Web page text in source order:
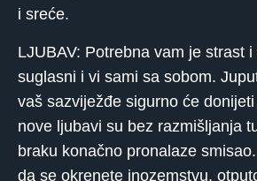
i sreće.
LJUBAV: Potrebna vam je strast
suglasni i vi sami sa sobom.
vaš sazviježđe sigurno će
nove ljubavi su bez razmišljanja
braku konačno pronalaze
da se okrenete inozemstvu,